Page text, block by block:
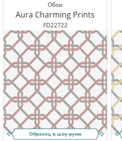
Обои
Aura Charming Prints
FD22722
Образец в шоу-руме